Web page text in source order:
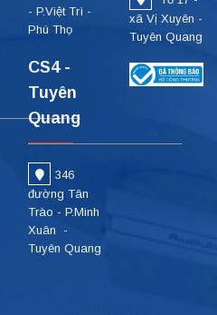
- P.Việt Trì -
Phú Thọ
CS4 -
Tuyên
Quang
346
đường Tân
Trào - P.Minh
Xuân -
Tuyên Quang
xã Vị Xuyên -
Tuyên Quang